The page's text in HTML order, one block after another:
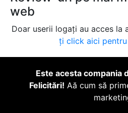
web
Doar userii logați au acces la
ți click aici
Este acesta compania
Felicitări! Aă cum să